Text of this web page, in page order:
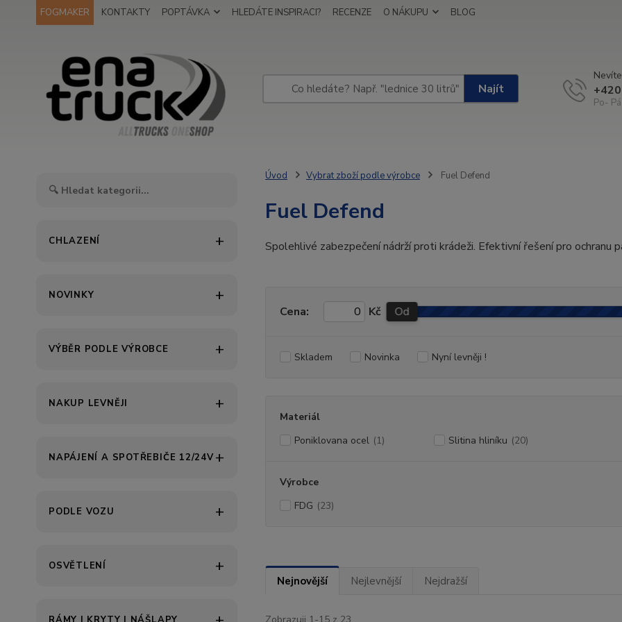
FOGMAKER KONTAKTY POPTÁVKA HLEDÁTE INSPIRACI? RECENZE O NÁKUPU BLOG
Najít
Po-
CHLAZENÍ
NOVINKY
VÝBĚR PODLE VÝROBCE
NAKUP LEVNĚJI
NAPÁJENÍ A SPOTŘEBIČE 12/24V
PODLE VOZU
OSVĚTLENÍ
Úvod Vybrat zboží podle výrobce Fuel Defend
Fuel Defend
Spolehlivé zabezpečení nádrží proti krádeži. Efektivní řešení pro ochranu
Cena: Kč Od
Skladem Novinka Nyní levněji !
Materiál
Poniklovana ocel (1) Slitina hliníku (20)
Výrobce
FDG (23)
Nejnovější Nejlevnější Nejdražší